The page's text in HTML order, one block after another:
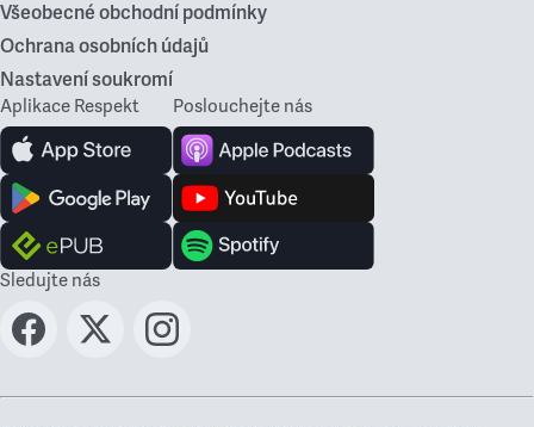
Všeobecné obchodní podmínky
Ochrana osobních údajů
Nastavení soukromí
Aplikace Respekt Poslouchejte nás
Sledujte nás